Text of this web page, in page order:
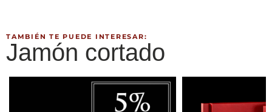
TAMBIÉN TE PUEDE INTERESAR:
Jamón cortado